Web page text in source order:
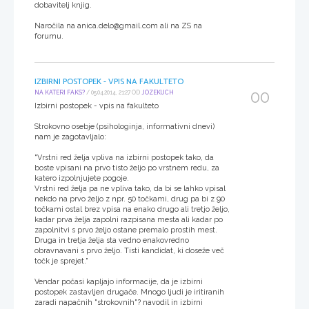
dobavitelj knjig.
Naročila na anica.delo@gmail.com ali na ZS na
forumu.
IZBIRNI POSTOPEK - VPIS NA FAKULTETO
NA KATERI FAKS? / 05.04.2014, 21:27 OD JOZEKUCH
Izbirni postopek - vpis na fakulteto
Strokovno osebje (psihologinja, informativni dnevi)
nam je zagotavljalo:
"Vrstni red želja vpliva na izbirni postopek tako, da
boste vpisani na prvo tisto željo po vrstnem redu, za
katero izpolnjujete pogoje.
Vrstni red želja pa ne vpliva tako, da bi se lahko vpisal
nekdo na prvo željo z npr. 50 točkami, drug pa bi z 90
točkami ostal brez vpisa na enako drugo ali tretjo željo,
kadar prva želja zapolni razpisana mesta ali kadar po
zapolnitvi s prvo željo ostane premalo prostih mest.
Druga in tretja želja sta vedno enakovredno
obravnavani s prvo željo. Tisti kandidat, ki doseže več
točk je sprejet."
Vendar počasi kapljajo informacije, da je izbirni
postopek zastavljen drugače. Mnogo ljudi je iritiranih
zaradi napačnih "strokovnih"? navodil in izbirni
00